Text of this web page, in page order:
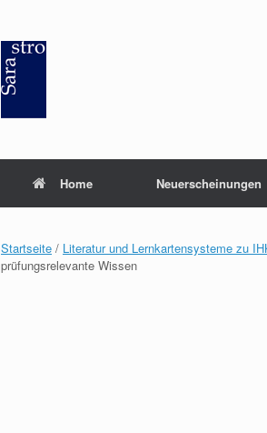
Home Neuerscheinungen
Startseite / Literatur und Lernkartensysteme zu
prüfungsrelevante Wissen